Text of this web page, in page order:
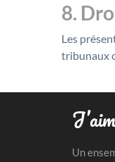
8.
Les
tribunaux
Un